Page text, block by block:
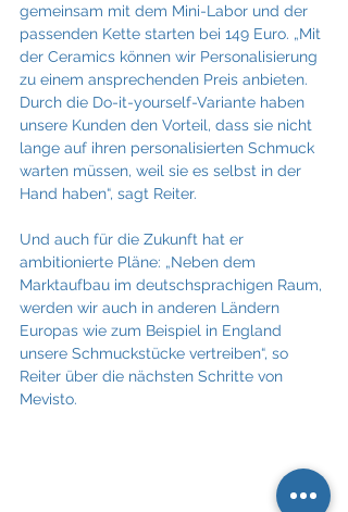
gemeinsam mit dem Mini-Labor und der
passenden Kette starten bei 149 Euro. „Mit
der Ceramics können wir Personalisierung
zu einem ansprechenden Preis anbieten.
Durch die Do-it-yourself-Variante haben
unsere Kunden den Vorteil, dass sie nicht
lange auf ihren personalisierten Schmuck
warten müssen, weil sie es selbst in der
Hand haben“, sagt Reiter.
Und auch für die Zukunft hat er
ambitionierte Pläne: „Neben dem
Marktaufbau im deutschsprachigen Raum,
werden wir auch in anderen Ländern
Europas wie zum Beispiel in England
unsere Schmuckstücke vertreiben“, so
Reiter über die nächsten Schritte von
Mevisto.